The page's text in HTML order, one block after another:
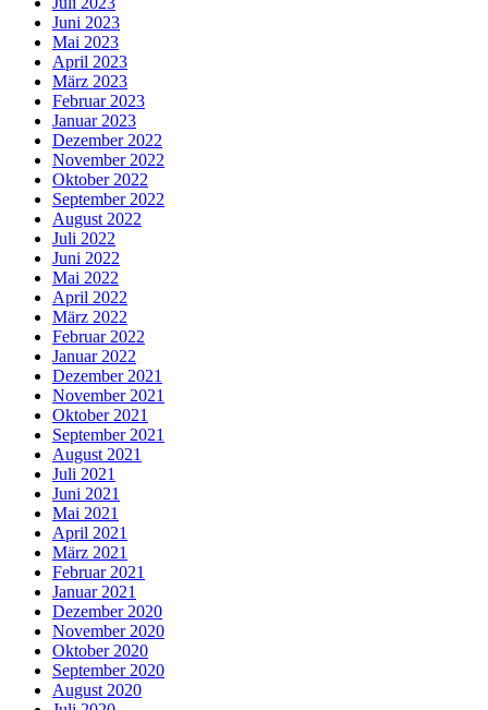
Juni 2023
Mai 2023
April 2023
März 2023
Februar 2023
Januar 2023
Dezember 2022
November 2022
Oktober 2022
September 2022
August 2022
Juli 2022
Juni 2022
Mai 2022
April 2022
März 2022
Februar 2022
Januar 2022
Dezember 2021
November 2021
Oktober 2021
September 2021
August 2021
Juli 2021
Juni 2021
Mai 2021
April 2021
März 2021
Februar 2021
Januar 2021
Dezember 2020
November 2020
Oktober 2020
September 2020
August 2020